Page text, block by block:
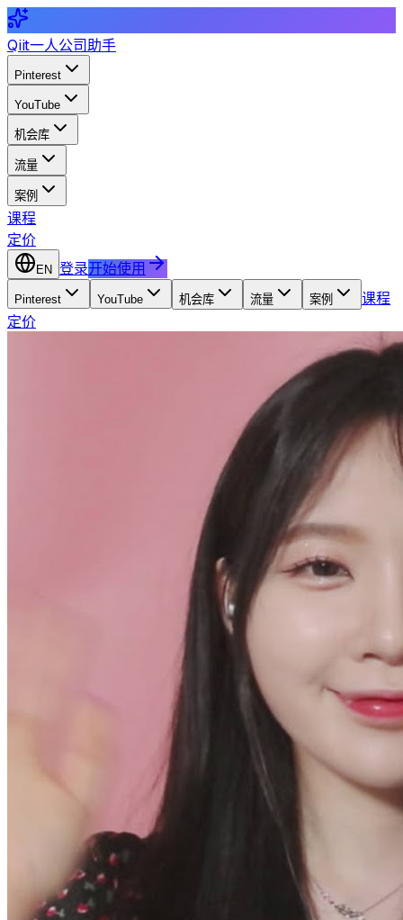
Qiit一人公司助手
Pinterest
YouTube
机会库
流量
案例
课程
定价
EN 登录开始使用
Pinterest YouTube 机会库 流量 案例
课程
定价